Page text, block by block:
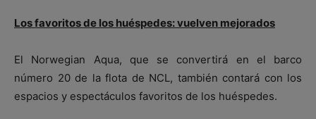
Los favoritos de los huéspedes: vuelven mejorados
El Norwegian Aqua, que se convertirá en el barco
número 20 de la flota de NCL, también contará con los
espacios y espectáculos favoritos de los huéspedes.